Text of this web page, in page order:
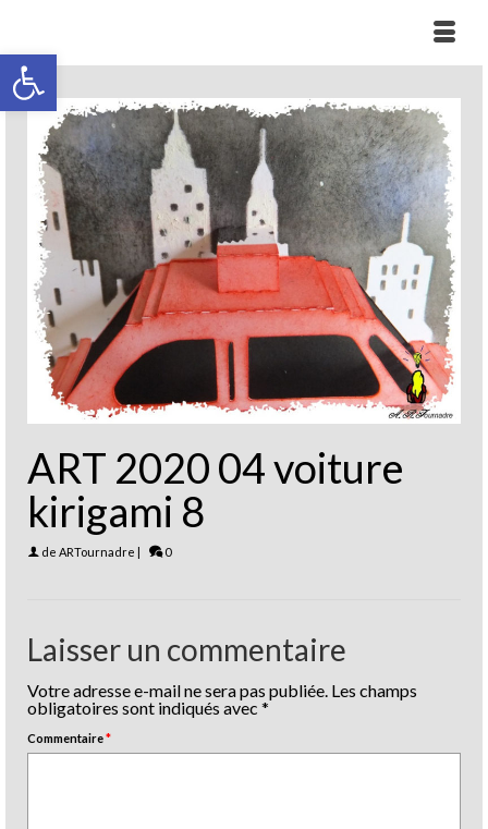
Ouvrir la barre d’outils
ART 2020 04 voiture
kirigami 8
de ARTournadre | 0
Laisser un commentaire
Votre adresse e-mail ne sera pas publiée. Les champs
obligatoires sont indiqués avec *
Commentaire*